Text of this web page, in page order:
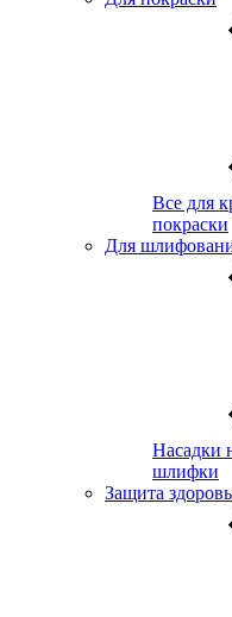
Все для
покраски
Для
Насадки
шлифки
Защита